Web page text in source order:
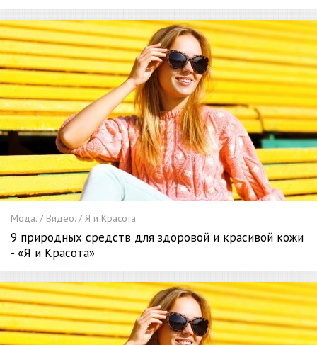
Мода. / Видео. / Я и Красота.
9 природных средств для здоровой и красивой кожи
- «Я и Красота»